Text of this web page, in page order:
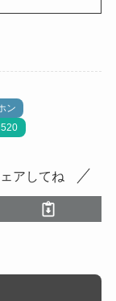
ン
アしてね